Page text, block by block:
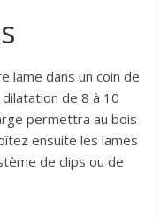
lame dans un coin de
de 8 à 10
permettra au bois
ensuite les lames
de clips ou de